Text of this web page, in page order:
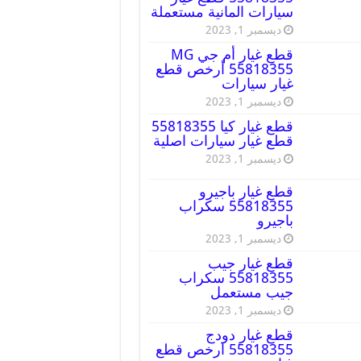
سيارات المانية مستعملة
ديسمبر 1, 2023
قطع غيار أم جي MG
55818355 أرخص قطع
غيار سيارات
ديسمبر 1, 2023
قطع غيار كيا 55818355
قطع غيار سيارات اصلية
ديسمبر 1, 2023
قطع غيار باجيرو
55818355 سكراب
باجيرو
ديسمبر 1, 2023
قطع غيار جيب
55818355 سكراب
جيب مستعمل
ديسمبر 1, 2023
قطع غيار دودج
55818355 ارخص قطع